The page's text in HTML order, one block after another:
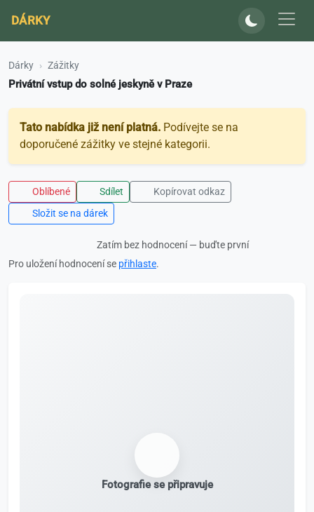
DÁRKY
Dárky Zážitky
Privátní vstup do solné jeskyně v Praze
Tato nabídka již není platná. Podívejte se na
doporučené zážitky ve stejné kategorii.
Oblíbené Sdílet
Kopírovat odkaz
Složit se na dárek
Zatím bez hodnocení — buďte první
Pro uložení hodnocení se přihlaste.
Fotografie se připravuje